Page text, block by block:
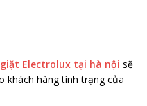
Electrolux tại hà nội sẽ
khách hàng tình trạng của